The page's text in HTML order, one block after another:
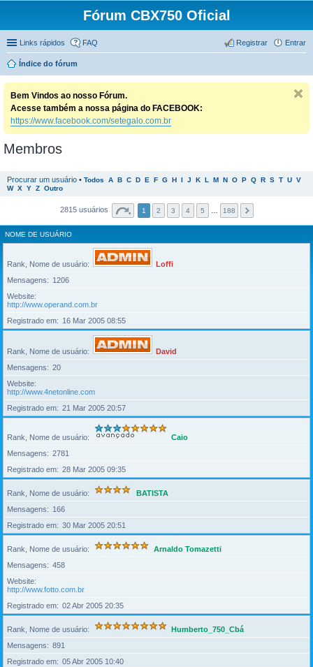
Fórum CBX750 Oficial
Links rápidos FAQ Entrar
Registrar
Índice do fórum
Bem Vindos ao nosso Fórum.
Acesse também a nossa página do FACEBOOK:
https://www.facebook.com/setegalo.com.br
Membros
Procurar um usuário • Todos A B C D E F G H I J K L M N O P Q R S T U V
W X Y Z Outro
2815 usuários 1 2 3 4 5 188
NOME DE USUÁRIO
Rank, Nome de usuário
Loffi
Mensagens
1206
Website
http://www.operand.com.br
Registrado em
16 Mar 2005 08:55
Rank, Nome de usuário
David
Mensagens
20
Website
http://www.4netonline.com
Registrado em
21 Mar 2005 20:57
Rank, Nome de usuário
Caio
Mensagens
2781
Registrado em
28 Mar 2005 09:35
Rank, Nome de usuário
BATISTA
Mensagens
166
Registrado em
30 Mar 2005 20:51
Rank, Nome de usuário
Arnaldo Tomazetti
Mensagens
458
Website
http://www.fotto.com.br
Registrado em
02 Abr 2005 20:35
Rank, Nome de usuário
Humberto_750_Cbá
Mensagens
891
Registrado em
05 Abr 2005 10:40